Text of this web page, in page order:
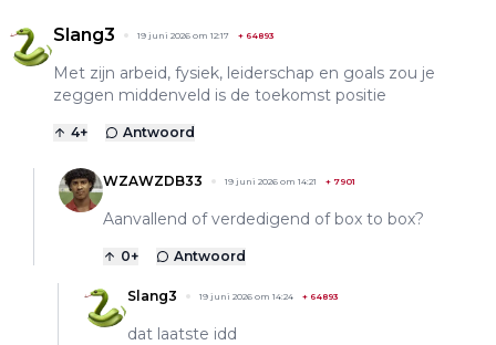
Slang3 19 juni 2026 om 12:17 + 64893
Met zijn arbeid, fysiek, leiderschap en goals zou je
zeggen middenveld is de toekomst positie
4+ Antwoord
WZAWZDB33 19 juni 2026 om 14:21 + 7901
Aanvallend of verdedigend of box to box?
0+ Antwoord
Slang3 19 juni 2026 om 14:24 + 64893
dat laatste idd